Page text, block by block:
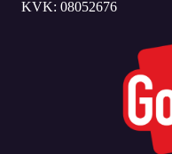
KVK: 08052676